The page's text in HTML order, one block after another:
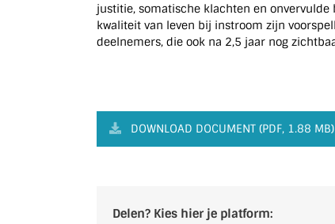
justitie, somatische klachten en
kwaliteit van leven bij instroom zijn
deelnemers, die ook na 2,5 jaar nog
DOWNLOAD DOCUMENT (PDF, 1.88 MB)
Delen? Kies hier je platform: